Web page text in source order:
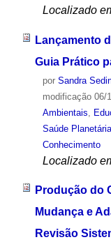
Localizado
Lançamento
Guia Prático
por Sandra
modificação06/
Ambientais
Saúde Planetária
Conhecimento
Localizado
Produção do
Mudança e
Revisão